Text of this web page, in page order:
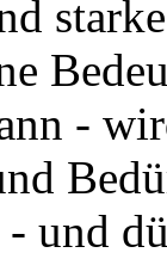
-
- und